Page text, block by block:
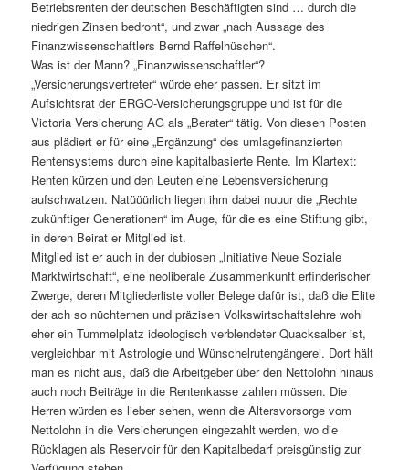
Betriebsrenten der deutschen Beschäftigten sind … durch die
niedrigen Zinsen bedroht“, und zwar „nach Aussage des
Finanzwissenschaftlers Bernd Raffelhüschen“.
Was ist der Mann? „Finanzwissenschaftler“?
„Versicherungsvertreter“ würde eher passen. Er sitzt im
Aufsichtsrat der ERGO-Versicherungsgruppe und ist für die
Victoria Versicherung AG als „Berater“ tätig. Von diesen Posten
aus plädiert er für eine „Ergänzung“ des umlagefinanzierten
Rentensystems durch eine kapitalbasierte Rente. Im Klartext:
Renten kürzen und den Leuten eine Lebensversicherung
aufschwatzen. Natüüürlich liegen ihm dabei nuuur die „Rechte
zukünftiger Generationen“ im Auge, für die es eine Stiftung gibt,
in deren Beirat er Mitglied ist.
Mitglied ist er auch in der dubiosen „Initiative Neue Soziale
Marktwirtschaft“, eine neoliberale Zusammenkunft erfinderischer
Zwerge, deren Mitgliederliste voller Belege dafür ist, daß die Elite
der ach so nüchternen und präzisen Volkswirtschaftslehre wohl
eher ein Tummelplatz ideologisch verblendeter Quacksalber ist,
vergleichbar mit Astrologie und Wünschelrutengängerei. Dort hält
man es nicht aus, daß die Arbeitgeber über den Nettolohn hinaus
auch noch Beiträge in die Rentenkasse zahlen müssen. Die
Herren würden es lieber sehen, wenn die Altersvorsorge vom
Nettolohn in die Versicherungen eingezahlt werden, wo die
Rücklagen als Reservoir für den Kapitalbedarf preisgünstig zur